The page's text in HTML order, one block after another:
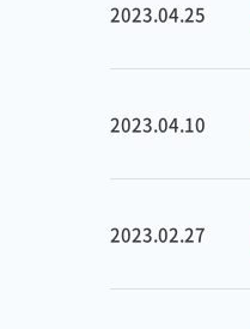
2023.04.25
2023.04.10
2023.02.27